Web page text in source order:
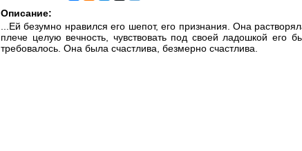
Описание:
...Ей безумно нравился его шепот, его признания. Она
плече целую вечность, чувствовать под своей ладошкой
требовалось. Она была счастлива, безмерно счастлива.